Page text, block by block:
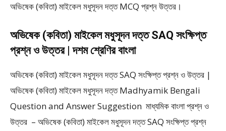
অভিষেক (কবিতা) মাইকেল মধুসূদন দত্ত MCQ প্রশ্ন উত্তর।
অভিষেক (কবিতা) মাইকেল মধুসূদন দত্ত SAQ সংক্ষিপ্ত
প্রশ্ন ও উত্তর | দশম শ্রেণির বাংলা
অভিষেক (কবিতা) মাইকেল মধুসূদন দত্ত SAQ সংক্ষিপ্ত প্রশ্ন ও উত্তর |
অভিষেক (কবিতা) মাইকেল মধুসূদন দত্ত Madhyamik Bengali
Question and Answer Suggestion মাধ্যমিক বাংলা প্রশ্ন ও
উত্তর – অভিষেক (কবিতা) মাইকেল মধুসূদন দত্ত SAQ সংক্ষিপ্ত প্রশ্ন